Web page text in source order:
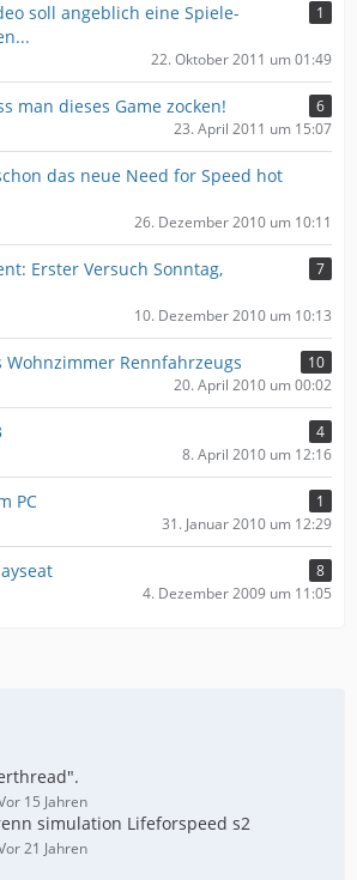
soll angeblich eine Spiele-
1
22. Oktober 2011 um 01:49
man dieses Game zocken!
6
23. April 2011 um 15:07
das neue Need for Speed hot
26. Dezember 2010 um 10:11
Erster Versuch Sonntag,
7
10. Dezember 2010 um 10:13
Wohnzimmer Rennfahrzeugs
10
20. April 2010 um 00:02
4
8. April 2010 um 12:16
PC
1
31. Januar 2010 um 12:29
8
4. Dezember 2009 um 11:05
15 Jahren
simulation Lifeforspeed s2
21 Jahren